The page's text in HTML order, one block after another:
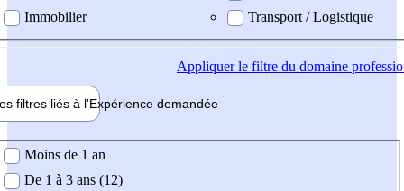
Immobilier
Transport / Logistique
Appliquerle filtre du domaine
filtres liés à l'Expérience demandée
demandée
Moins de 1 an
De 1 à 3 ans (12)